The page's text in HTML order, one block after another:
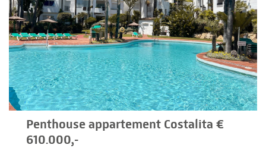
Penthouse appartement Costalita €
610.000,-